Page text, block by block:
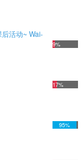
活动~ Wai-
9%
17%
95%